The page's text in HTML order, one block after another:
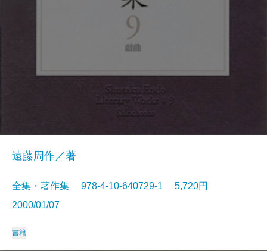
遠藤周作／著
全集・著作集 978-4-10-640729-1 5,720円
2000/01/07
書籍